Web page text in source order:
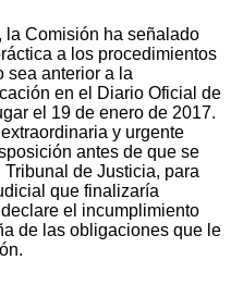
la Comisión ha señalado
a los procedimientos
sea anterior a la
en el Diario Oficial de
el 19 de enero de 2017.
y urgente
antes de que se
de Justicia, para
que finalizaría
el incumplimiento
de las obligaciones que le